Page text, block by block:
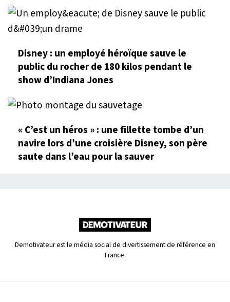
Disney : un employé héroïque sauve le
public du rocher de 180 kilos pendant le
show d’Indiana Jones
« C’est un héros » : une fillette tombe d’un
navire lors d’une croisière Disney, son père
saute dans l’eau pour la sauver
Demotivateur est le média social de divertissement de référence en
France.